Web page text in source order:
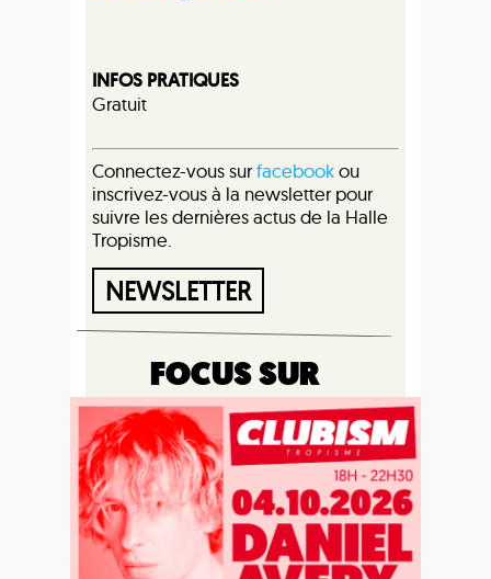
INFOS PRATIQUES
Gratuit
Connectez-vous surfacebookou
inscrivez-vous à la newsletter pour
suivre les dernières actus de la Halle
Tropisme.
NEWSLETTER
FOCUS SUR